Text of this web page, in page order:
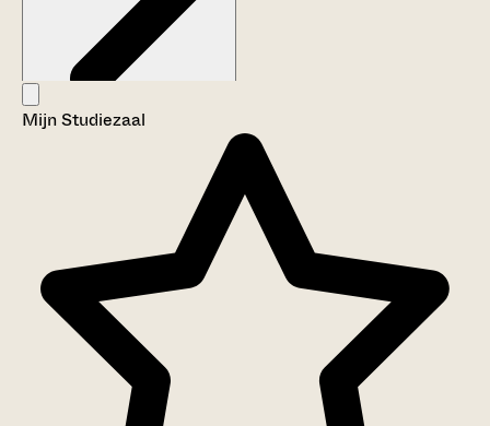
Aanwijzingen voor de gebruiker
Mijn Studiezaal